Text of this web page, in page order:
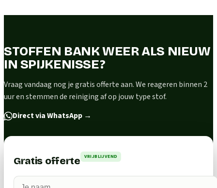
STOFFEN BANK WEER ALS NIEUW
IN SPIJKENISSE?
Vraag vandaag nog je gratis offerte aan. We reageren binnen 2
uur en stemmen de reiniging af op jouw type stof.
Direct via WhatsApp →
Gratis offerte VRIJBLIJVEND